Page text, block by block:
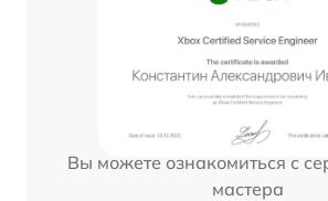
Вы можете ознакомиться с
мастера